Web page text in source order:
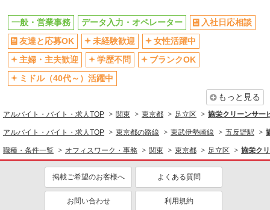
派遣社員
株式会社ビッグアビリティ/G7-60362-ad
NEW
町の不動産会社で事務スタッフ
時給：1400円 週払い制度あり（社内規定あ
り） 【月収例】23万円＋交通費（実働8h、21日出
キープ 詳細を見る
紹介予定派遣
株式会社パソナ・東京キャリアセンター/KT6001176052
一般事務/軽作業
時給1900円 ★交通費規定に基づき交通費支給
社会保険あり
同じ職種から求人を探す
オフィスワーク・事務
データ入力・オペレーター
同じ特徴から求人を探す
未経験歓迎
ミドル（40代～）活躍中
土日祝休み
服装自由
交通費支給
一般・営業事務 データ入力・オペレーター
入社日応相談
友達と応募OK
未経験歓迎
女性活躍中
主婦・主夫歓迎
学歴不問
ブランクOK
ミドル（40代～）活躍中
もっと見る
アルバイト・バイト・求人TOP 関東 東京都 足立区 協栄クリーンサー
アルバイト・バイト・求人TOP 東京都の路線 東武伊勢崎線 五反野駅
職種・条件一覧 オフィスワーク・事務 関東 東京都 足立区 協栄ク
掲載ご希望のお客様へ よくある質問
お問い合わせ 利用規約